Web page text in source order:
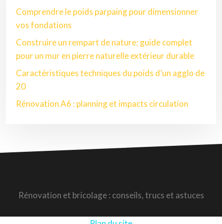
Comprendre le poids parpaing pour dimensionner
vos fondations
Construire un rempart de nature: guide complet
pour un mur en pierre naturelle extérieur durable
Caractéristiques techniques du poids d’un agglo de
20
Rénovation A6 : planning et impacts circulation
Rénovation et bricolage : conseils, trucs et astuces